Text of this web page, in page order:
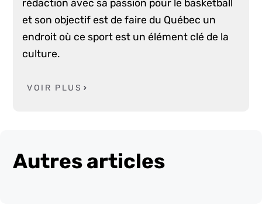
rédaction avec sa passion pour le basketball
et son objectif est de faire du Québec un
endroit où ce sport est un élément clé de la
culture.
VOIR PLUS
Autres articles